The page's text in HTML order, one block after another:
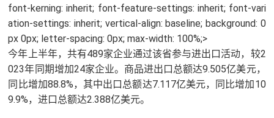
font-kerning: inherit; font-feature-settings: inherit; font-vari
ation-settings: inherit; vertical-align: baseline; background: 0
px 0px; letter-spacing: 0px; max-width: 100%;>
今年上半年，共有489家企业通过该省参与进出口活动，较2
023年同期增加24家企业。商品进出口总额达9.505亿美元，
同比增加88.8%，其中出口总额达7.117亿美元，同比增加10
9.9%，进口总额达2.388亿美元。